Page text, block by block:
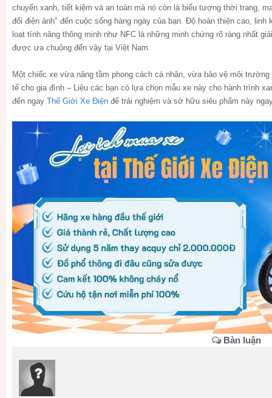
chuyển xanh, tiết kiệm và an toàn mà nó còn là biểu tượng thời trang,
đối điện ảnh" đến cuộc sống hàng ngày của bạn. Độ hoàn thiện cao, linh
loạt tính năng thông minh như NFC là những minh chứng rõ ràng nhất
được ưa chuộng đến vậy tại Việt Nam.
Một chiếc xe vừa nâng tầm phong cách cá nhân, vừa bảo vệ môi
tế cho gia đình – Liệu các bạn có lựa chọn mẫu xe này cho hành trình
đến ngay Thế Giới Xe Điện để trải nghiệm và sở hữu siêu phẩm này
Bàn luận